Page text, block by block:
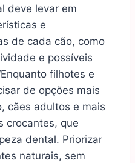
deve levar em
e
de cada cão, como
e possíveis
filhotes e
de opções mais
cães adultos e mais
crocantes, que
dental. Priorizar
naturais, sem